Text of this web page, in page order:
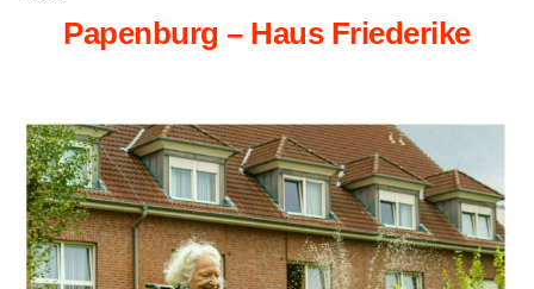
Papen­burg – Haus Friederike